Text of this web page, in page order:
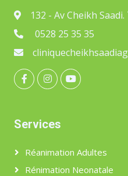
132 - Av Cheikh
0528 25 35 35
Services
Réanimation Adultes
Rénimation Neonatale